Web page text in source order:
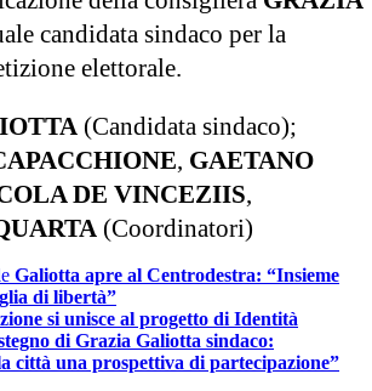
candidata sindaco per la
elettorale.
(Candidata sindaco);
, GAETANO
DE VINCEZIIS,
(Coordinatori)
Galiotta apre al Centrodestra: “Insieme
di libertà”
si unisce al progetto di Identità
di Grazia Galiotta sindaco:
città una prospettiva di partecipazione”